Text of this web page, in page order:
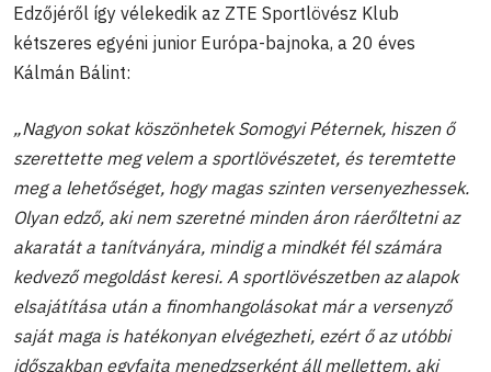
Edzőjéről így vélekedik az ZTE Sportlövész Klub
kétszeres egyéni junior Európa-bajnoka, a 20 éves
Kálmán Bálint:
„Nagyon sokat köszönhetek Somogyi Péternek, hiszen ő
szerettette meg velem a sportlövészetet, és teremtette
meg a lehetőséget, hogy magas szinten versenyezhessek.
Olyan edző, aki nem szeretné minden áron ráerőltetni az
akaratát a tanítványára, mindig a mindkét fél számára
kedvező megoldást keresi. A sportlövészetben az alapok
elsajátítása után a finomhangolásokat már a versenyző
saját maga is hatékonyan elvégezheti, ezért ő az utóbbi
időszakban egyfajta menedzserként áll mellettem, aki